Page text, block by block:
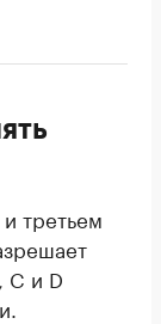
третьем
C и D